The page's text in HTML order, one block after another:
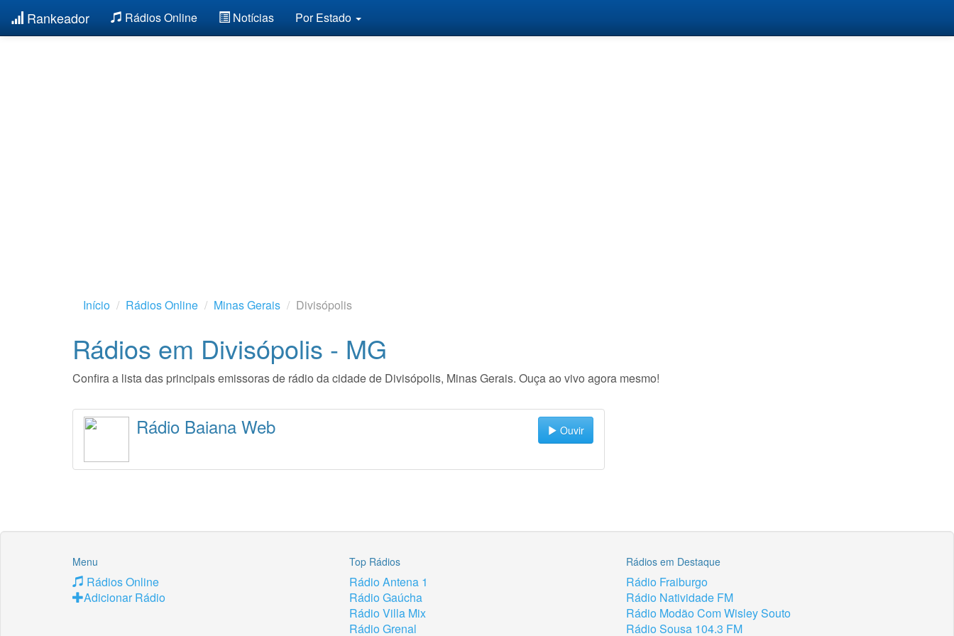
Rankeador Rádios Online Notícias Por Estado
Início Rádios Online Minas Gerais Divisópolis
Rádios em Divisópolis - MG
Confira a lista das principais emissoras de rádio da cidade de Divisópolis, Minas Gerais. Ouça ao vivo agora mesmo!
Ouvir
Rádio Baiana Web
Menu
Rádios Online
Adicionar Rádio
Top Rádios
Rádio Antena 1
Rádio Gaúcha
Rádio Villa Mix
Rádio Grenal
Rádios em Destaque
Rádio Fraiburgo
Rádio Natividade FM
Rádio Modão Com Wisley Souto
Rádio Sousa 104.3 FM